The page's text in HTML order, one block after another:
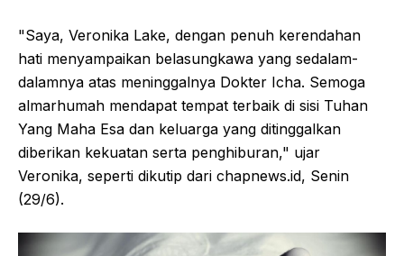
"Saya, Veronika Lake, dengan penuh kerendahan
hati menyampaikan belasungkawa yang sedalam-
dalamnya atas meninggalnya Dokter Icha. Semoga
almarhumah mendapat tempat terbaik di sisi Tuhan
Yang Maha Esa dan keluarga yang ditinggalkan
diberikan kekuatan serta penghiburan," ujar
Veronika, seperti dikutip dari chapnews.id, Senin
(29/6).